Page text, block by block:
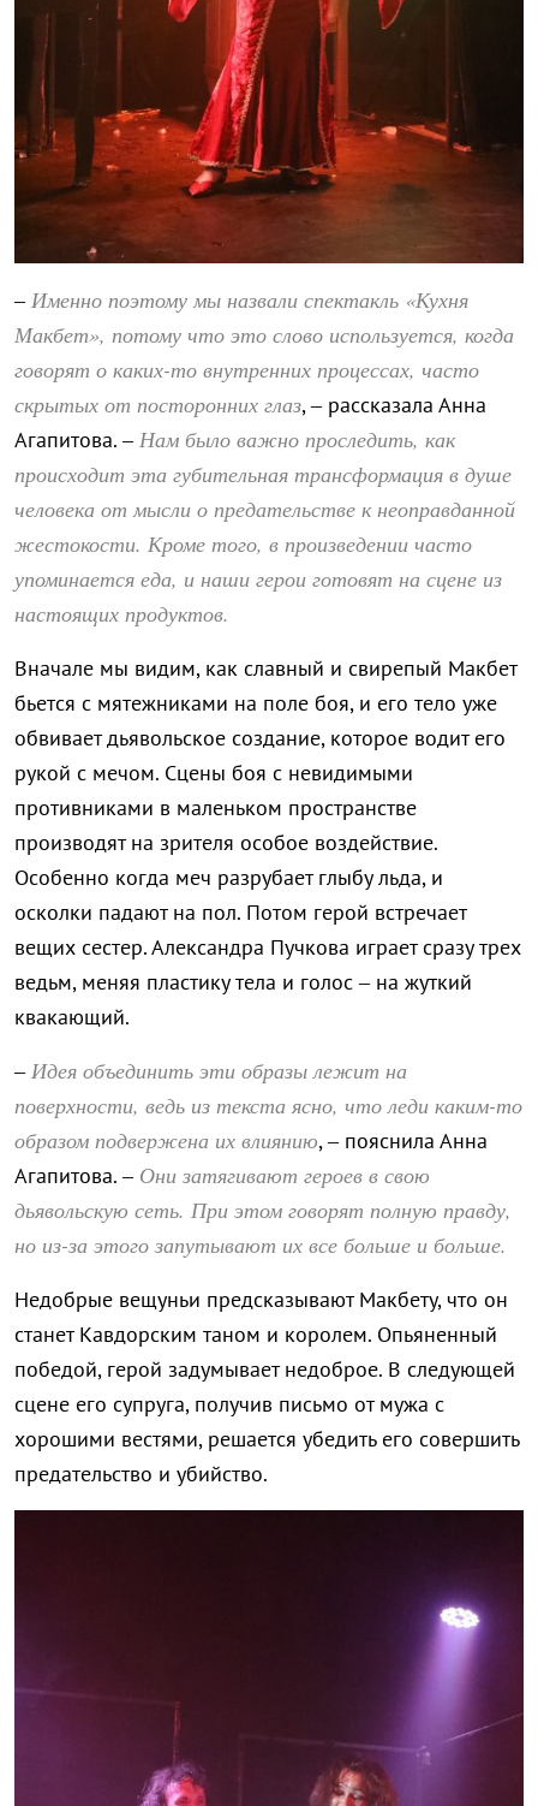
–Именно поэтому мы назвали спектакль «Кухня
Макбет», потому что это слово используется, когда
говорят о каких-то внутренних процессах, часто
скрытых от посторонних глаз, – рассказала Анна
Агапитова. –Нам было важно проследить, как
происходит эта губительная трансформация в душе
человека от мысли о предательстве к неоправданной
жестокости. Кроме того, в произведении часто
упоминается еда, и наши герои готовят на сцене из
настоящих продуктов.
Вначале мы видим, как славный и свирепый Макбет
бьется с мятежниками на поле боя, и его тело уже
обвивает дьявольское создание, которое водит его
рукой с мечом. Сцены боя с невидимыми
противниками в маленьком пространстве
производят на зрителя особое воздействие.
Особенно когда меч разрубает глыбу льда, и
осколки падают на пол. Потом герой встречает
вещих сестер. Александра Пучкова играет сразу трех
ведьм, меняя пластику тела и голос – на жуткий
квакающий.
–Идея объединить эти образы лежит на
поверхности, ведь из текста ясно, что леди каким-то
образом подвержена их влиянию, – пояснила Анна
Агапитова. –Они затягивают героев в свою
дьявольскую сеть. При этом говорят полную правду,
но из-за этого запутывают их все больше и больше.
Недобрые вещуньи предсказывают Макбету, что он
станет Кавдорским таном и королем. Опьяненный
победой, герой задумывает недоброе. В следующей
сцене его супруга, получив письмо от мужа с
хорошими вестями, решается убедить его совершить
предательство и убийство.